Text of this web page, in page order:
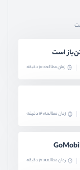
زمان مطالعه: 10 دقیقه
زمان مطالعه: 14 دقیقه
زمان مطالعه: 17 دقیقه